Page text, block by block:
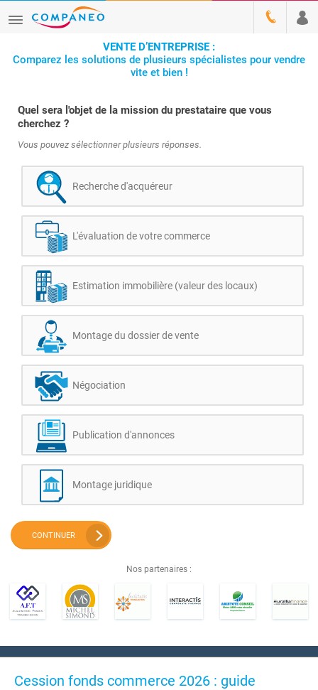
VENTE D’ENTREPRISE :
Comparez les solutions de plusieurs spécialistes pour vendre
vite et bien !
Quel sera l'objet de la mission du prestataire que vous
cherchez ?
Vous pouvez sélectionner plusieurs réponses.
Recherche d'acquéreur
L'évaluation de votre commerce
Estimation immobilière (valeur des locaux)
Montage du dossier de vente
Négociation
Publication d'annonces
Montage juridique
CONTINUER
Nos partenaires :
Cession fonds commerce 2026 : guide